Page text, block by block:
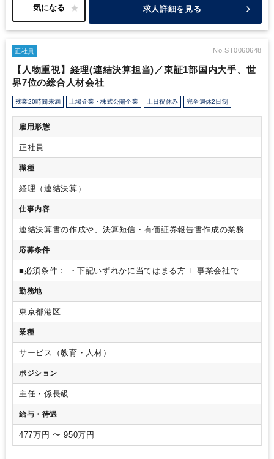
グループ会社の内部統制を強化している中、経理統括部長のポジシ
は、取締役財務部長（公認会計士）がいらっしゃり、その下に財務
代の方が就いているのですが、経理には部長不在で下に40代の課
連結・開示といった上場企業経理をはじめ、グループ企業の経理の
サポート・指導等を行っていただきたいと思っています。
求人詳細を見る
正社員 No.ST0060648
【人物重視】経理(連結決算担当)／東証1部国内大手、世
界7位の総合人材会社
残業20時間未満 上場企業・株式公開企業 土日祝休み 完全週休2日制
雇用形態
正社員
職種
経理（連結決算）
仕事内容
連結決算書の作成や、決算短信・有価証券報告書作成の業務、
その他海外含めた子会社間の連携プロジェクトを担当頂きま
す。入社後は連結システムを利用した連結決算や開示や海外個
社との連携窓口対応お任せします。また、IFRSの推進に向
け、各種PJTへにも参加いただきます。海外との連携において
は、連結パッケージ入力支援や会計指導、各種ガイダンス等、
ハンズオンで取り組んでいます。海外との関わりは定例電話会
議などでコミュニケーションを深めています。海外連結対象は
アジアを中心とした12ヶ国です。シンガポール、オーストラリ
アを中心に、インド・中国・韓国・タイ・マレーシア・インド
の国の方々や会計と関わりがあります。
応募条件
■必須条件： ・下記いずれかに当てはまる方 ∟事業会社で連
結決算のご経験をお持ちの方∟監査法人やコンサルティング
ファームで連結会計に関するご経験をお持ちの方
・IFRSでの決算にご経験がある方
クトマネジメントのご経験がある方
力・公認会計士資格(USCAP)を有している方
勤務地
東京都港区
業種
サービス（教育・人材）
ポジション
主任・係長級
給与・待遇
477万円 〜 950万円